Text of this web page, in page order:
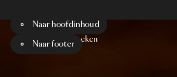
Naar hoofdinhoud
Naar footer
Menu Zoeken